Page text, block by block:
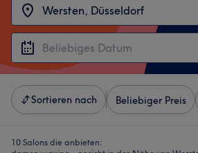
Sortieren nach Beliebiger Preis
10 Salons die anbieten: